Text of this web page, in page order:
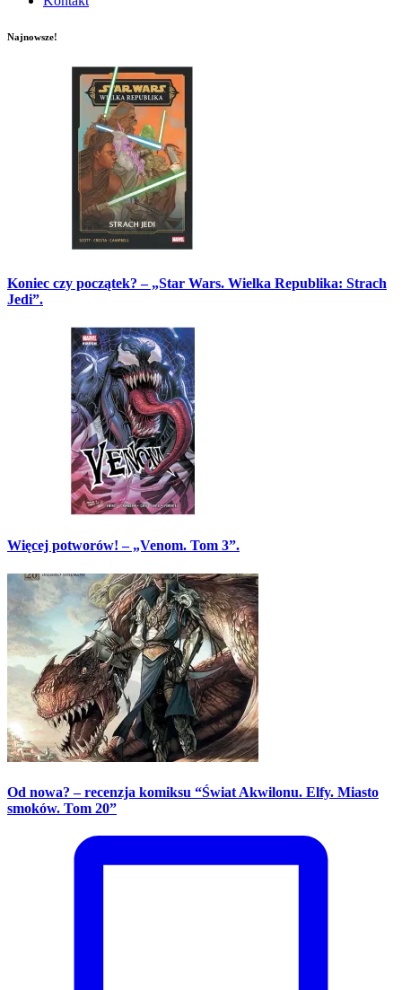
Najnowsze!
Koniec czy początek? – „Star Wars. Wielka Republika: Strach
Jedi”.
Więcej potworów! – „Venom. Tom 3”.
Od nowa? – recenzja komiksu “Świat Akwilonu. Elfy. Miasto
smoków. Tom 20”